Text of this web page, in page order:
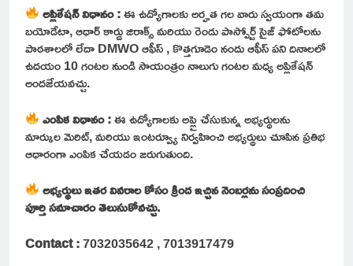
అప్లికేషన్ విధానం :ఈ ఉద్యోగాలకు అర్హత గల వారు స్వయంగా తమ
బయోడేటా, ఆధార్ కార్డు జిరాక్స్ మరియు రెండు పాస్పోర్ట్ సైజ్ ఫోటోలను
పాఠశాలలో లేదా DMWO ఆఫీస్ , కొత్తగూడెం నందు ఆఫీస్ పని దినాలలో
ఉదయం 10 గంటల నుండి సాయంత్రం నాలుగు గంటల మధ్య అప్లికేషన్
అందజేయవచ్చు.
ఎంపిక విధానం :ఈ ఉద్యోగాలకు అప్లై చేసుకున్న అభ్యర్థులను
మార్కుల మెరిట్, మరియు ఇంటర్వ్యూ నిర్వహించి అభ్యర్థులు చూపిన ప్రతిభ
ఆధారంగా ఎంపిక చేయడం జరుగుతుంది.
అభ్యర్థులు ఇతర వివరాల కోసం క్రింద ఇచ్చిన నెంబర్లను సంప్రదించి
పూర్తి సమాచారం తెలుసుకోవచ్చు.
Contact :7032035642 , 7013917479